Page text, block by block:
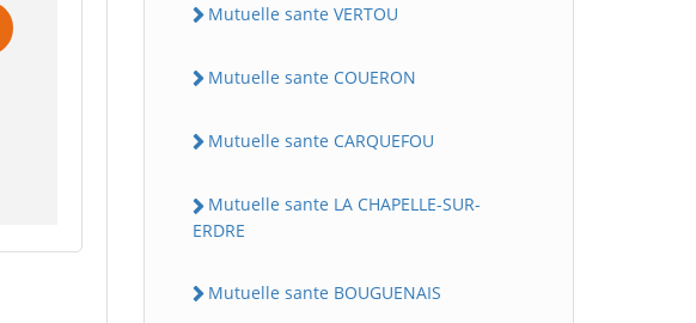
Mutuelle sante VERTOU
Mutuelle sante COUERON
Mutuelle sante CARQUEFOU
Mutuelle sante LA CHAPELLE-SUR-
ERDRE
Mutuelle sante BOUGUENAIS